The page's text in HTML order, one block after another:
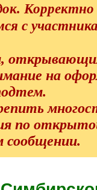
с
на
по
сообщении.